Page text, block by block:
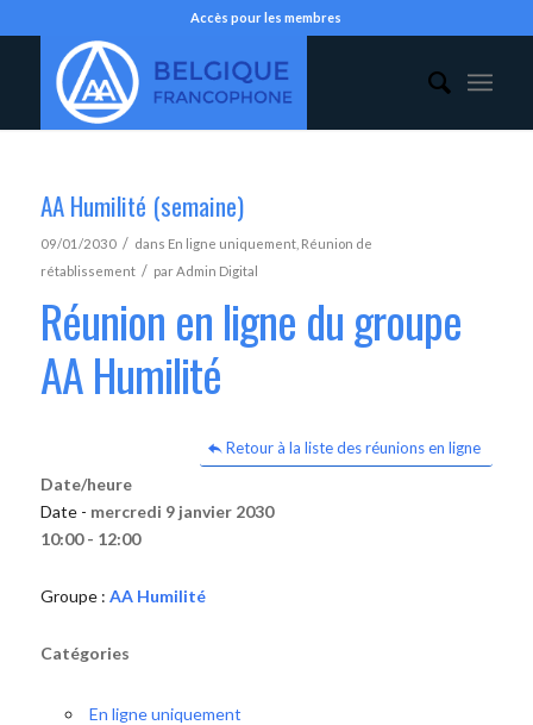
Accès pour les membres
AA Humilité (semaine)
09/01/2030 / dans En ligne uniquement, Réunion de
rétablissement / parAdmin Digital
Réunion en ligne du groupe
AA Humilité
Retour à la liste des réunions en ligne
Date/heure
Date - mercredi 9 janvier 2030
10:00 - 12:00
Groupe : AA Humilité
Catégories
En ligne uniquement